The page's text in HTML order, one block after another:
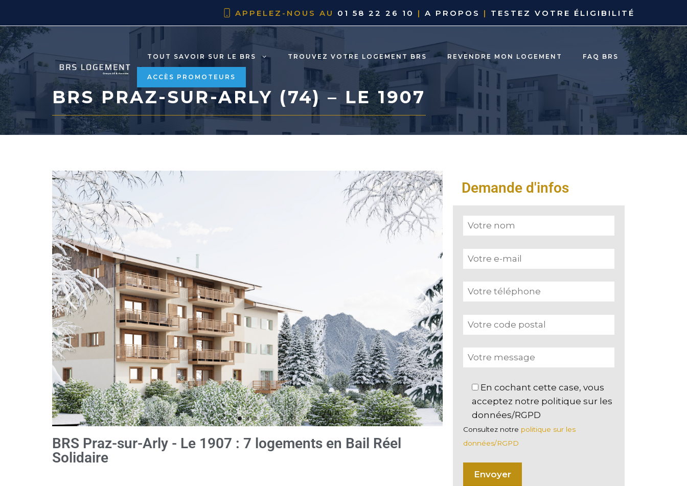
APPELEZ-NOUS AU 01 58 22 26 10 | A PROPOS | TESTEZ VOTRE ÉLIGIBILITÉ
TOUT SAVOIR SUR LE BRS TROUVEZ VOTRE LOGEMENT BRS REVENDRE MON LOGEMENT FAQ BRS
ACCÈS PROMOTEURS
BRS PRAZ-SUR-ARLY (74) – LE 1907
BRS Praz-sur-Arly - Le 1907 : 7 logements en Bail Réel
Solidaire
Demande d'infos
En cochant cette case, vous
acceptez notre politique sur les
données/RGPD
Consultez notre politique sur les
données/RGPD